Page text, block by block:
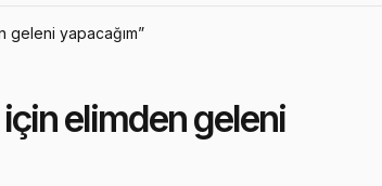
geleni yapacağım”
elimden geleni